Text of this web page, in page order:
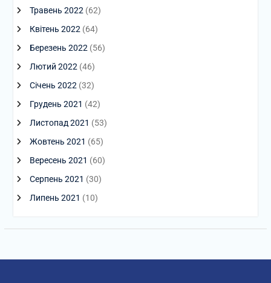
Травень 2022 (62)
Квітень 2022 (64)
Березень 2022 (56)
Лютий 2022 (46)
Січень 2022 (32)
Грудень 2021 (42)
Листопад 2021 (53)
Жовтень 2021 (65)
Вересень 2021 (60)
Серпень 2021 (30)
Липень 2021 (10)